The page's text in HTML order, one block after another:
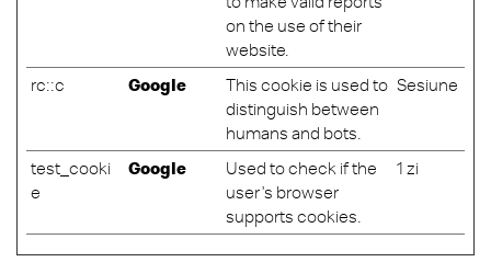
on the use of their
website.
rc::c Google
This cookie is used to
distinguish between
humans and bots.
Sesiune
test_cooki
e
Google
Used to check if the
user's browser
supports cookies.
1 zi